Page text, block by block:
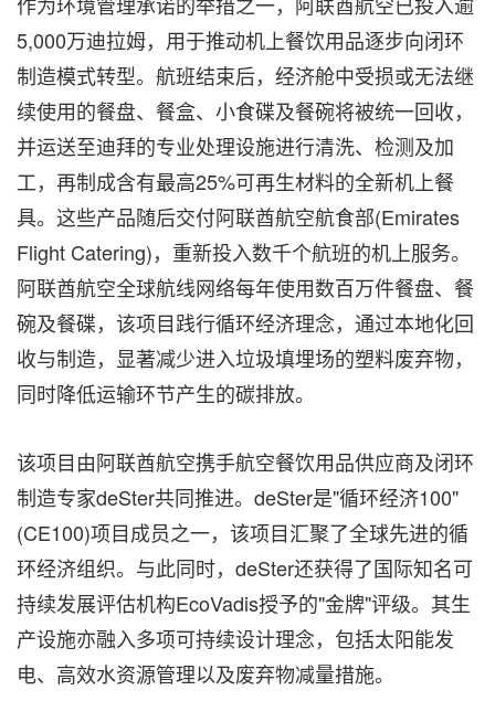
5,000万迪拉姆，用于推动机上餐饮用品逐步向闭环
制造模式转型。航班结束后，经济舱中受损或无法继
续使用的餐盘、餐盒、小食碟及餐碗将被统一回收，
并运送至迪拜的专业处理设施进行清洗、检测及加
工，再制成含有最高25%可再生材料的全新机上餐
具。这些产品随后交付阿联酋航空航食部(Emirates
Flight Catering)，重新投入数千个航班的机上服务。
阿联酋航空全球航线网络每年使用数百万件餐盘、餐
碗及餐碟，该项目践行循环经济理念，通过本地化回
收与制造，显著减少进入垃圾填埋场的塑料废弃物，
同时降低运输环节产生的碳排放。
该项目由阿联酋航空携手航空餐饮用品供应商及闭环
制造专家deSter共同推进。deSter是"循环经济100"
(CE100)项目成员之一，该项目汇聚了全球先进的循
环经济组织。与此同时，deSter还获得了国际知名可
持续发展评估机构EcoVadis授予的"金牌"评级。其生
产设施亦融入多项可持续设计理念，包括太阳能发
电、高效水资源管理以及废弃物减量措施。